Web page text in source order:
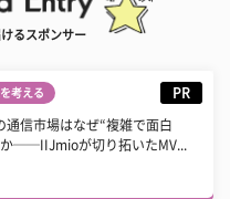
るスポンサー
考える PR
通信市場はなぜ“複雑で面白
か──IIJmioが切り拓いたMV...